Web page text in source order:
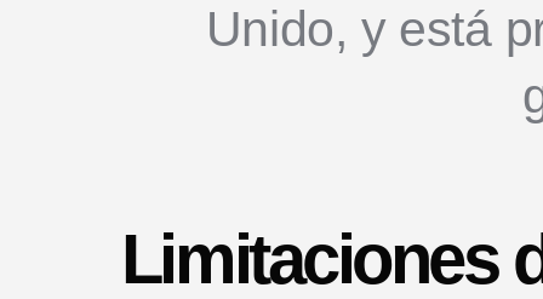
Unido, y está
Limitaciones